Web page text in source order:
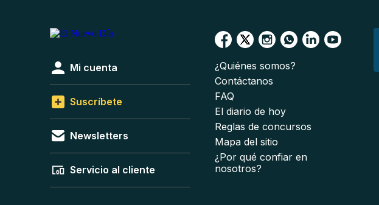
Mi cuenta
Suscríbete
Newsletters
Servicio al cliente
¿Quiénes somos?
Contáctanos
FAQ
El diario de hoy
Reglas de concursos
Mapa del sitio
¿Por qué confiar en
nosotros?